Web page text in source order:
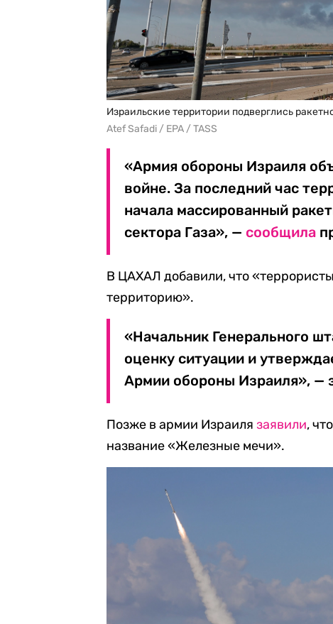
Израильские территории подверглись
Atef Safadi / EPA / TASS
«Армия обороны Израиля
войне. За последний час
начала массированный
сектора Газа», — сообщила
В ЦАХАЛ добавили, что
территорию».
«Начальник Генерального
оценку ситуации и
Армии обороны Израиля», —
Позже в армии Израиля заявили,
название «Железные мечи».